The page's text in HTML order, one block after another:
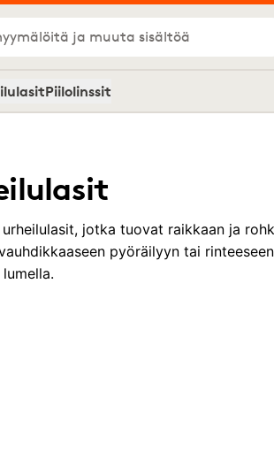
ja muuta sisältöä
Piilolinssit
jotka tuovat raikkaan ja
pyöräilyyn tai